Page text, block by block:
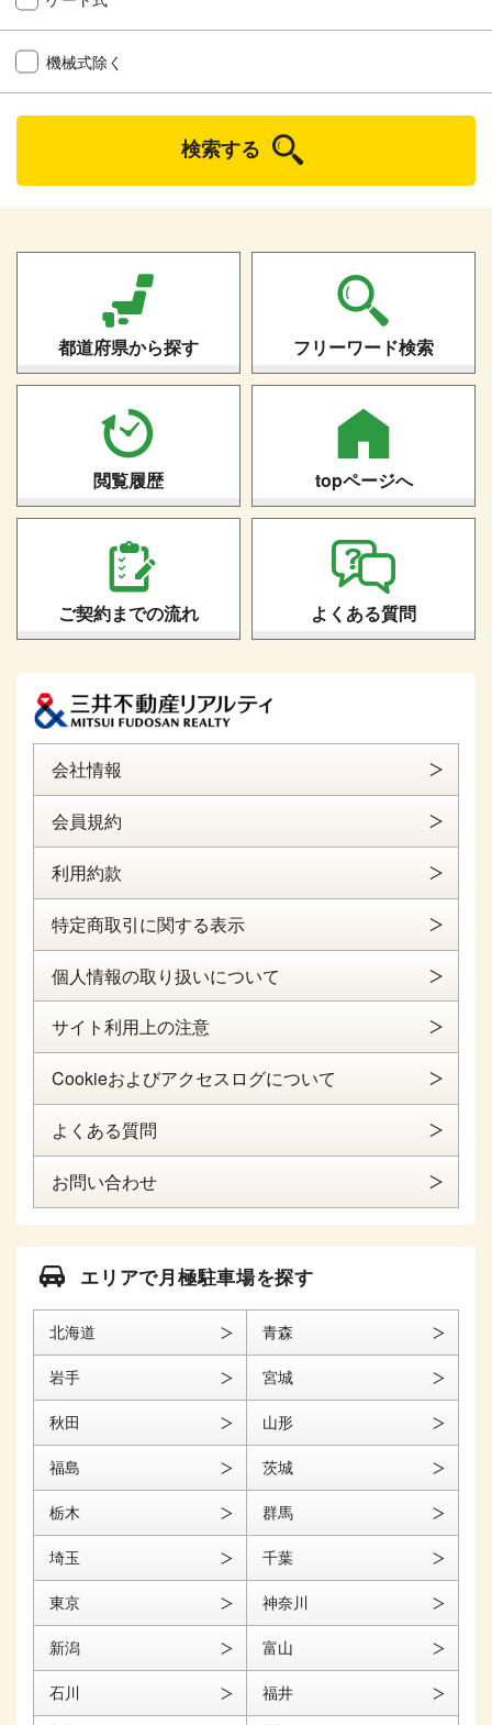
機械式除く
検索する
都道府県から探す フリーワード検索
閲覧履歴 topページへ
ご契約までの流れ よくある質問
会社情報
会員規約
利用約款
特定商取引に関する表示
個人情報の取り扱いについて
サイト利用上の注意
Cookieおよびアクセスログについて
よくある質問
お問い合わせ
エリアで月極駐車場を探す
北海道 青森
岩手 宮城
秋田 山形
福島 茨城
栃木 群馬
埼玉 千葉
東京 神奈川
新潟 富山
石川 福井